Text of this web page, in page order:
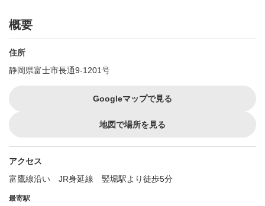
概要
住所
静岡県富士市長通9-1201号
Googleマップで見る
地図で場所を見る
アクセス
富鷹線沿い JR身延線 竪堀駅より徒歩5分
最寄駅